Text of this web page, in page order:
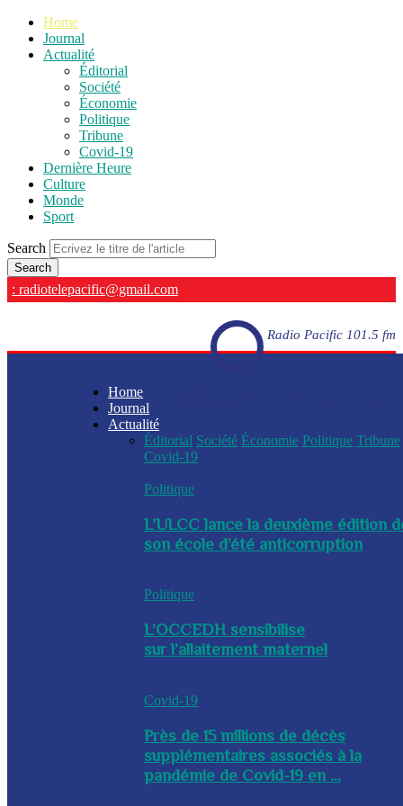
Home
Journal
Actualité
Éditorial
Société
Économie
Politique
Tribune
Covid-19
Dernière Heure
Culture
Monde
Sport
Search
: radiotelepacific@gmail.com
Radio Pacific 101.5 fm
Home
Journal
Actualité
Éditorial Société Économie Politique Tribune
Covid-19
Politique
L’ULCC lance la deuxième édition
son école d’été anticorruption
Politique
L’OCCEDH sensibilise
sur l’allaitement maternel
Covid-19
Près de 15 millions de décès
supplémentaires associés à la
pandémie de Covid-19 en ...